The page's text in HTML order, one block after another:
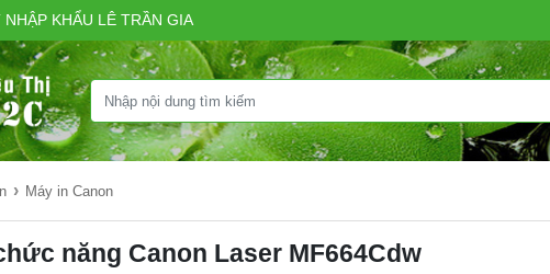
KHẨU LÊ TRẦN GIA
› Máy in Canon
năng Canon Laser MF664Cdw